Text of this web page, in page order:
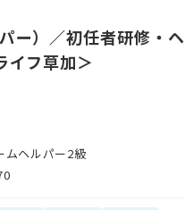
ー）／初任者研修・ヘ
イフ草加＞
ムヘルパー2級